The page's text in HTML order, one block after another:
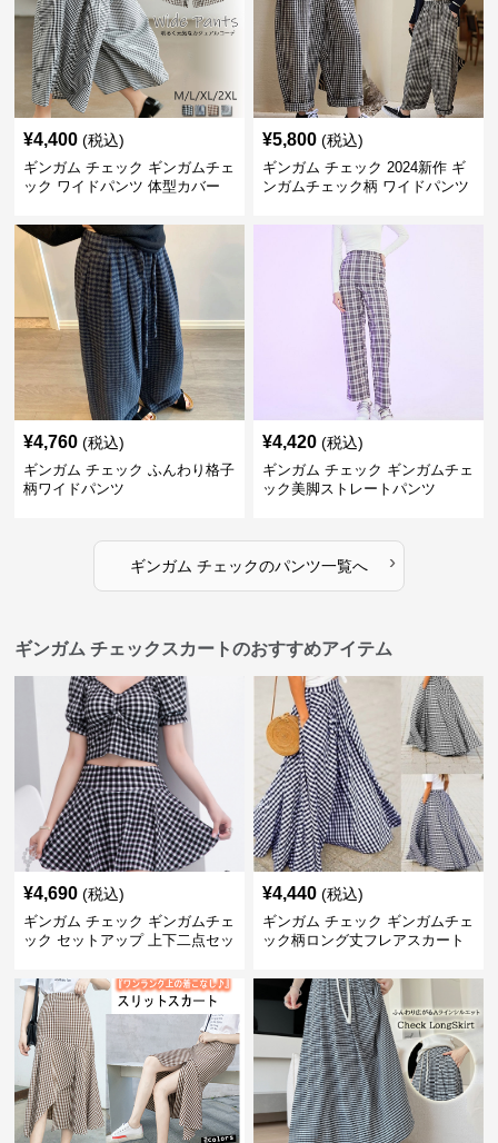
¥4,400 (税込)
ギンガム チェック ギンガムチェ
ック ワイドパンツ 体型カバー
¥5,800 (税込)
ギンガム チェック 2024新作 ギ
ンガムチェック柄 ワイドパンツ
¥4,760 (税込)
ギンガム チェック ふんわり格子
柄ワイドパンツ
¥4,420 (税込)
ギンガム チェック ギンガムチェ
ック美脚ストレートパンツ
ギンガム チェックのパンツ一覧へ ›
ギンガム チェックスカートのおすすめアイテム
¥4,690 (税込)
ギンガム チェック ギンガムチェ
ック セットアップ 上下二点セッ
¥4,440 (税込)
ギンガム チェック ギンガムチェ
ック柄ロング丈フレアスカート